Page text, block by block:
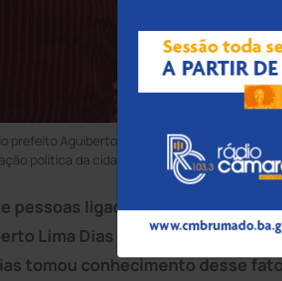
prefeito Aguiberto Lima Dias (esq) durante as
política da cidade. (Foto: Lay Amorim/
pessoas ligadas à Prefeitura
Lima Dias (PSL) poderá ter
tomou conhecimento desse